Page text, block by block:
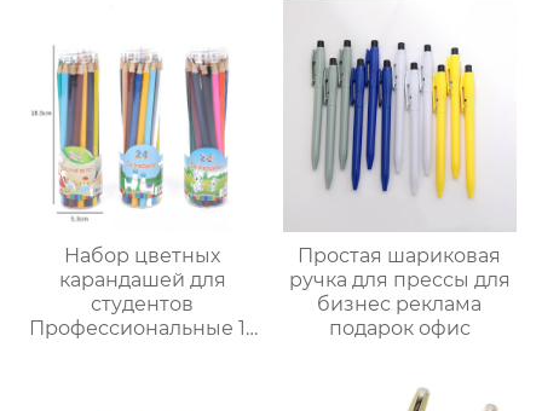
Набор цветных
карандашей для
студентов
Профессиональные 12
Простая шариковая
ручка для прессы для
бизнес реклама
подарок офис